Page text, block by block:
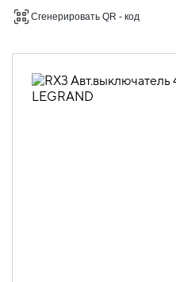
01.05.01 Модульные
01.05.01.03 Модульные
01.05.01.03.01
Сгенерировать QR - код